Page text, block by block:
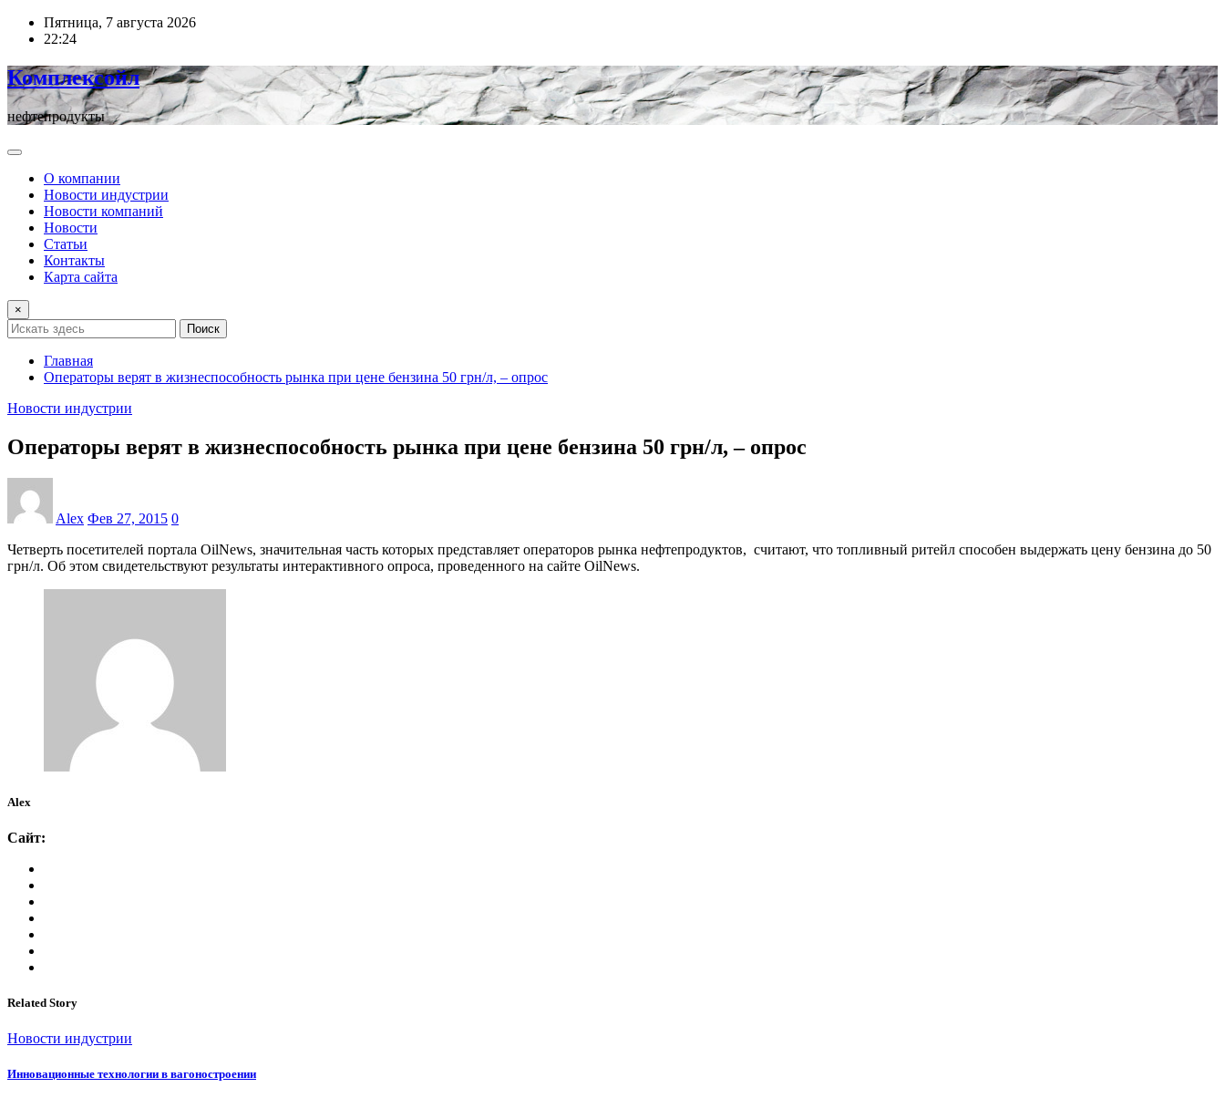
ПерейтиПятница, 7 августа 2026
22:24
Комплексойл
нефтепродукты
О компании
Новости индустрии
Новости компаний
Новости
Статьи
Контакты
Карта сайта
×
Поиск
Главная
Операторы верят в жизнеспособность рынка при цене бензина 50 грн/л, – опрос
Новости индустрии
Операторы верят в жизнеспособность рынка при цене бензина 50 грн/л, – опрос
Alex Фев 27, 2015 0
Четверть посетителей портала OilNews, значительная часть которых представляет операторов рынка нефтепродуктов, считают, что топливный ритейл способен выдержать цену бензина до 50
грн/л. Об этом свидетельствуют результаты интерактивного опроса, проведенного на сайте OilNews.
Alex
Сайт:
Related Story
Новости индустрии
Инновационные технологии в вагоностроении